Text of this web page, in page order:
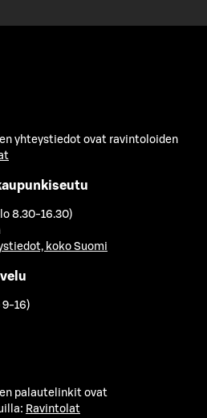
yhteystiedot ovat ravintoloiden
8.30-16.30)
koko Suomi
9-16)
palautelinkit ovat
Ravintolat